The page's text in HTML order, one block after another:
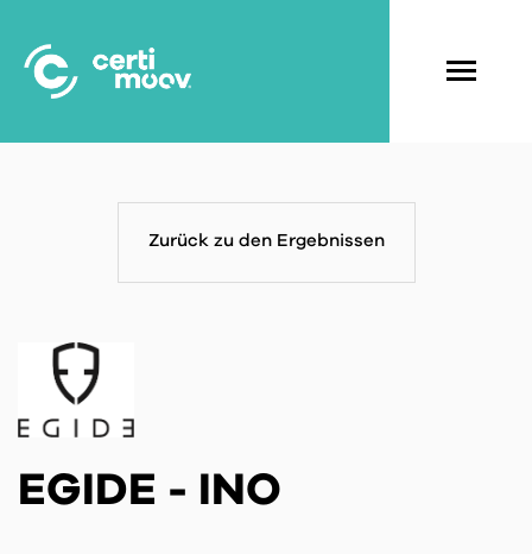
main
content
Zurück zu den Ergebnissen
EGIDE - INO